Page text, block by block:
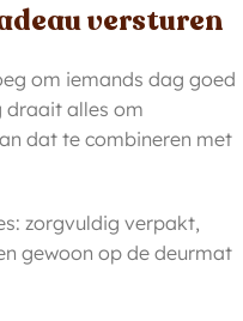
versturen
om iemands dag goed
draait alles om
dat te combineren met
zorgvuldig verpakt,
gewoon op de deurmat